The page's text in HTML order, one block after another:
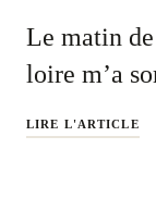
Le matin
loire m’a
LIRE L'ARTICLE